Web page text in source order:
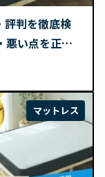
評判を徹底検
悪い点を正直
マットレス